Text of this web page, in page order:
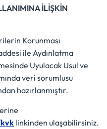
İLİŞKİN
Korunması
ile Aydınlatma
Uyulacak Usul ve
veri sorumlusu
hazırlanmıştır.
linkinden ulaşabilirsiniz.